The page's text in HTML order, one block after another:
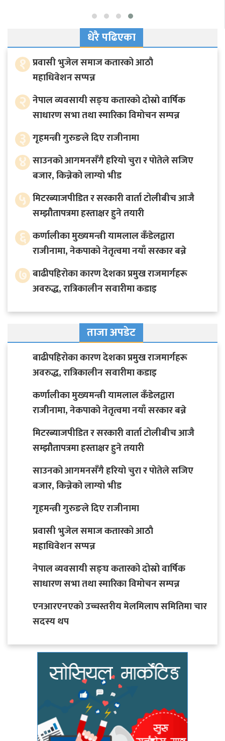
धेरै पढिएका
१ प्रवासी भुजेल समाज कतारको आठाै
महाधिवेशन सप्पन्न
२ नेपाल व्यवसायी सङ्घ कतारको दोस्रो वार्षिक
साधारण सभा तथा स्मारिका विमोचन सम्पन्न
३ गृहमन्त्री गुरुङले दिए राजीनामा
४ साउनको आगमनसँगै हरियो चुरा र पोतेले सजिए
बजार, किन्नेको लाग्यो भीड
५ मिटरब्याजपीडित र सरकारी वार्ता टोलीबीच आजै
सम्झौतापत्रमा हस्ताक्षर हुने तयारी
६ कर्णालीका मुख्यमन्त्री यामलाल कँडेलद्वारा
राजीनामा, नेकपाको नेतृत्वमा नयाँ सरकार बन्ने
७ बाढीपहिरोका कारण देशका प्रमुख राजमार्गहरू
अवरुद्ध, रात्रिकालीन सवारीमा कडाइ
ताजा अपडेट
बाढीपहिरोका कारण देशका प्रमुख राजमार्गहरू
अवरुद्ध, रात्रिकालीन सवारीमा कडाइ
कर्णालीका मुख्यमन्त्री यामलाल कँडेलद्वारा
राजीनामा, नेकपाको नेतृत्वमा नयाँ सरकार बन्ने
मिटरब्याजपीडित र सरकारी वार्ता टोलीबीच आजै
सम्झौतापत्रमा हस्ताक्षर हुने तयारी
साउनको आगमनसँगै हरियो चुरा र पोतेले सजिए
बजार, किन्नेको लाग्यो भीड
गृहमन्त्री गुरुङले दिए राजीनामा
प्रवासी भुजेल समाज कतारको आठाै
महाधिवेशन सप्पन्न
नेपाल व्यवसायी सङ्घ कतारको दोस्रो वार्षिक
साधारण सभा तथा स्मारिका विमोचन सम्पन्न
एनआरएनएको उच्चस्तरीय मेलमिलाप समितिमा चार
सदस्य थप